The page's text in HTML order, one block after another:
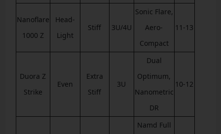
Nanoflare
1000 Z
Head-
Light
Stiff 3U/4U
Sonic Flare,
Aero-
Compact
11-13
Duora Z
Strike
Even
Extra
Stiff
3U
Dual
Optimum,
Nanometric
DR
10-12
Namd Full